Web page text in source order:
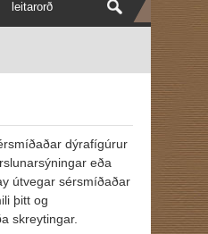
dýrafígúrur
eða
útvegar sérsmíðaðar
þitt og
skreytingar.